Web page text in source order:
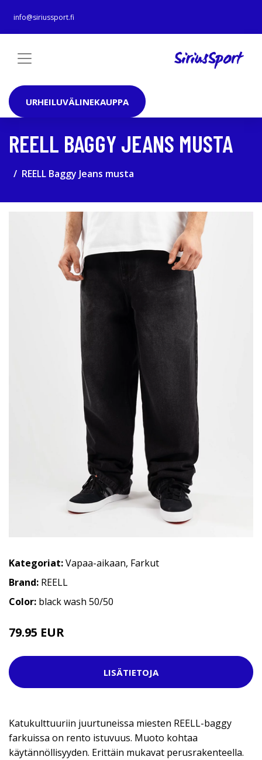
info@siriussport.fi
URHEILUVÄLINEKAUPPA
REELL BAGGY JEANS MUSTA
REELL Baggy Jeans musta
Kategoriat:Vapaa-aikaan, Farkut
Brand: REELL
Color: black wash 50/50
79.95 EUR
LISÄTIETOJA
Katukulttuuriin juurtuneissa miesten REELL-baggy
farkuissa on rento istuvuus. Muoto kohtaa
käytännöllisyyden. Erittäin mukavat perusrakenteella.